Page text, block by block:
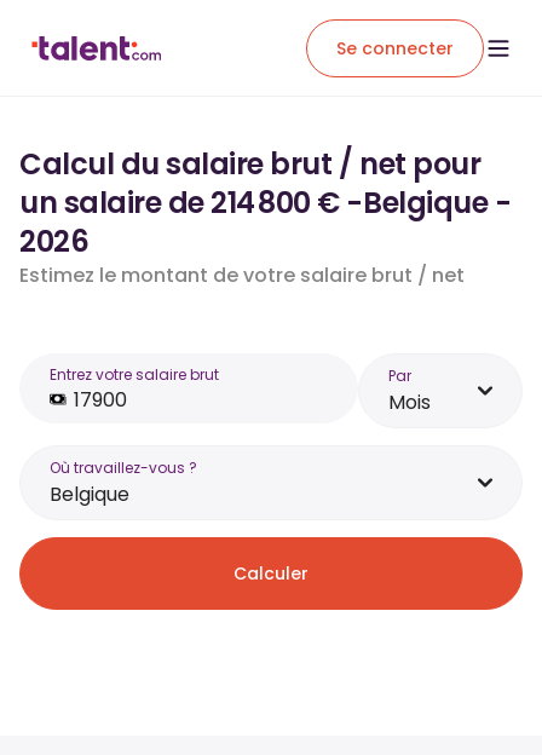
Se connecter
Calcul du salaire brut / net pour
un salaire de 214 800 € -Belgique -
2026
Estimez le montant de votre salaire brut / net
Entrez votre salaire brut Par
Mois
Où travaillez-vous ?
Belgique
Calculer